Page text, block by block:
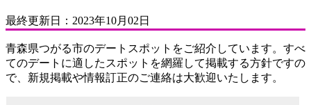
最終更新日： 2023年10月02日
青森県つがる市のデートスポットをご紹介しています。すべ
てのデートに適したスポットを網羅して掲載する方針ですの
で、新規掲載や情報訂正のご連絡は大歓迎いたします。